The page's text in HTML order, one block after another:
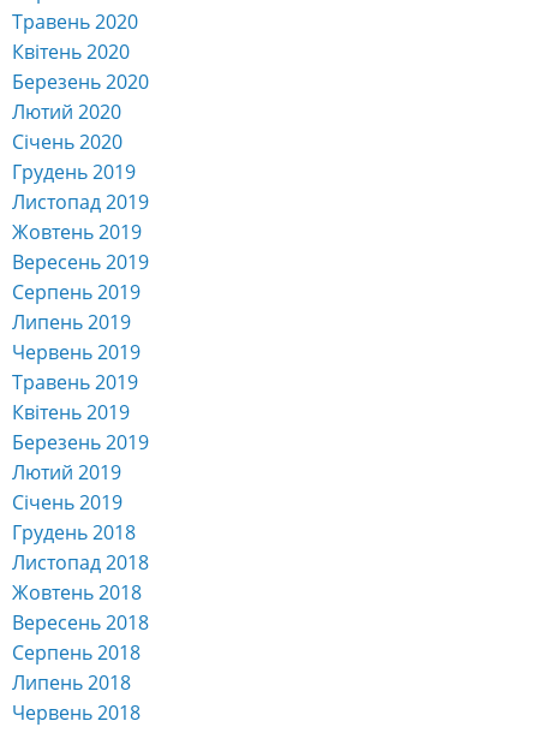
Травень 2020
Квітень 2020
Березень 2020
Лютий 2020
Січень 2020
Грудень 2019
Листопад 2019
Жовтень 2019
Вересень 2019
Серпень 2019
Липень 2019
Червень 2019
Травень 2019
Квітень 2019
Березень 2019
Лютий 2019
Січень 2019
Грудень 2018
Листопад 2018
Жовтень 2018
Вересень 2018
Серпень 2018
Липень 2018
Червень 2018